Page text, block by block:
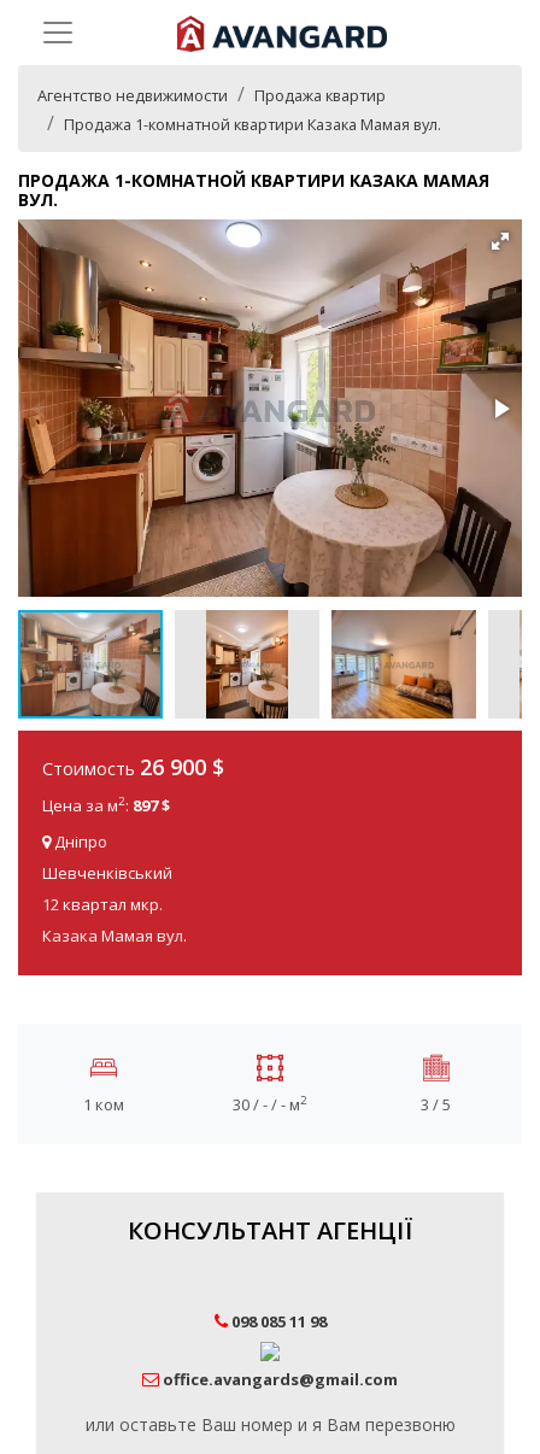
Агентство недвижимости
Продажа квартир
Продажа 1-комнатной квартири Казака Мамая вул.
ПРОДАЖА 1-КОМНАТНОЙ КВАРТИРИ КАЗАКА МАМАЯ
ВУЛ.
Стоимость 26 900 $
Цена за м2: 897 $
Дніпро
Шевченківський
12 квартал мкр.
Казака Мамая вул.
1 ком 30 / - / - м2 3 / 5
КОНСУЛЬТАНТ АГЕНЦІЇ
098 085 11 98
office.avangards@gmail.com
или оставьте Ваш номер и я Вам перезвоню